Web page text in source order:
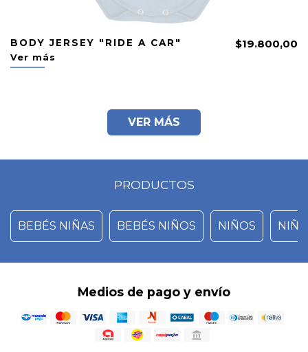
BODY JERSEY "RIDE A CAR" $19.800,00
Ver más
VER MÁS
PRODUCTOS
BEBÉS NIÑAS BEBÉS NIÑOS NIÑOS
Medios de pago y envío